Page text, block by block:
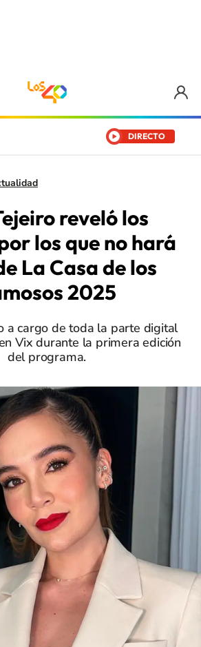
DIRECTO
reveló los
los que no hará
La Casa de los
2025
a cargo de toda la parte digital
Vix durante la primera edición
del programa.